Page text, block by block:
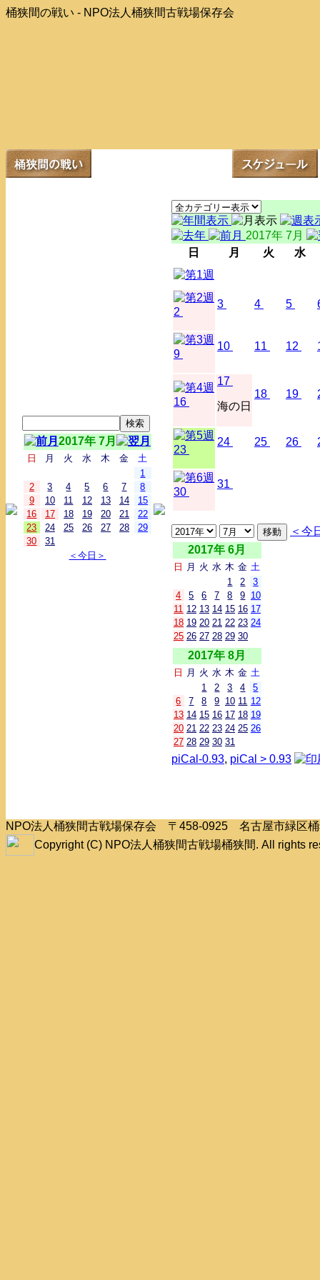
桶狭間の戦い - NPO法人桶狭間古戦場保存会
2017年 7月
日 月 火 水 木 金
土
1
2
3 4 5 6 7
8
9
10 11 12 13 14
15
16
17 18 19 20 21
22
23
24 25 26 27 28
29
30
31
＜今日＞
2017年 7月
日
月 火 水
2
3 4 5
9
10 11 12
16
17
海の日
18 19
23
24 25 26
30
31
＜今
2017年 6月
日 月 火 水 木 金 土
1
2
3
4
5 6 7 8 9 10
11 12 13 14 15 16 17
18 19 20 21 22 23 24
25 26 27 28 29 30
2017年 8月
日 月 火 水 木 金 土
1
2 3 4
5
6
7 8 9 10 11 12
13 14 15 16 17 18 19
20 21 22 23 24 25 26
27 28 29 30 31
piCal-0.93, piCal > 0.93
NPO法人桶狭間古戦場保存会 〒458-0925 名古屋市緑区
Copyright (C) NPO法人桶狭間古戦場桶狭間. All rights